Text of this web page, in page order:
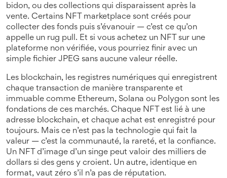
bidon, ou des collections qui disparaissent après la
vente. Certains NFT marketplace sont créés pour
collecter des fonds puis s’évanouir — c’est ce qu’on
appelle un rug pull. Et si vous achetez un NFT sur une
plateforme non vérifiée, vous pourriez finir avec un
simple fichier JPEG sans aucune valeur réelle.
Les blockchain, les registres numériques qui enregistrent
chaque transaction de manière transparente et
immuable comme Ethereum, Solana ou Polygon sont les
fondations de ces marchés. Chaque NFT est lié à une
adresse blockchain, et chaque achat est enregistré pour
toujours. Mais ce n’est pas la technologie qui fait la
valeur — c’est la communauté, la rareté, et la confiance.
Un NFT d’image d’un singe peut valoir des milliers de
dollars si des gens y croient. Un autre, identique en
format, vaut zéro s’il n’a pas de réputation.